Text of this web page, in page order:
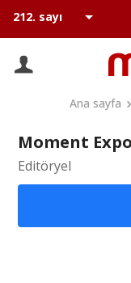
Ana sayfa
Moment Expo
Editöryel